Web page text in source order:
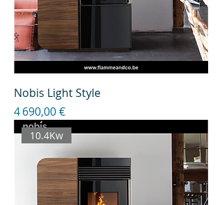
Nobis Light Style
Prix
4 690,00 €
10.4Kw